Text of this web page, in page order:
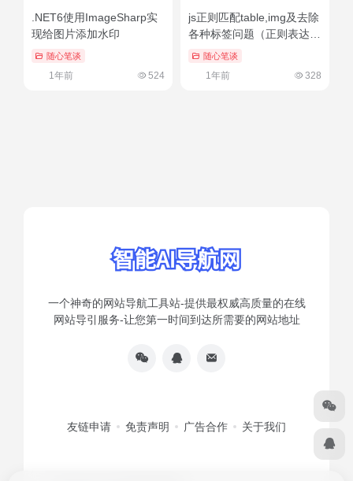
.NET6使用ImageSharp实
现给图片添加水印
随心笔谈
1年前 524
js正则匹配table,img及去除
各种标签问题（正则表达式
去除空行）越早知道越好
随心笔谈
1年前 328
一个神奇的网站导航工具站-提供最权威高质量的在线
网站导引服务-让您第一时间到达所需要的网站地址
友链申请 免责声明 广告合作 关于我们